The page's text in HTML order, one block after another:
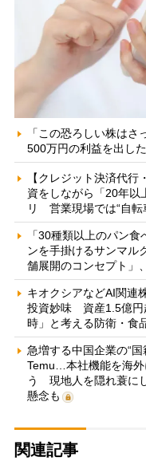
「この恐ろしい株は
500万円の利益を出し
【クレジット決済代
資をしながら「20年以
リ 営業現場では“自転
「30種類以上のパン
ンを手掛けるサンマ
舗展開のコンセプト」
キオクシアなどAI関連
投資妙味 資産1.5億円
時」と考える防衛・食
急増する中国企業の“
Temu…本社機能を海外
う 現地人を隠れ蓑に
懸念も
関連記事